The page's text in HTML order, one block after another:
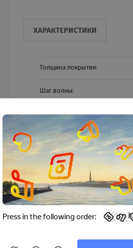
ХАРАКТЕРИСТИКИ
Толщина покрытия:
Шаг волны:
Высота волны:
Высота ступени:
Тип покрытия:
Толщина металла:
Смотрите также